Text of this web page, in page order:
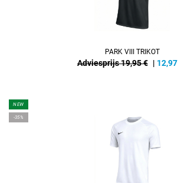
PARK VIII TRIKOT
Adviesprijs 19,95 € | 12,97
NEW
-35%